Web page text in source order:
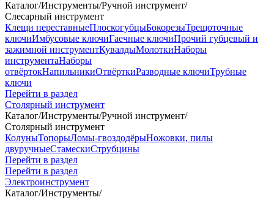
Каталог/Инструменты/Ручной инструмент/
Слесарный инструмент
Клещи переставныеПлоскогубцыБокорезыТрещоточные
ключиИмбусовые ключиГаечные ключиПрочий губцевый и
зажимной инструментКувалдыМолоткиНаборы
инструментаНаборы
отвёртокНапильникиОтвёрткиРазводные ключиТрубные
ключи
Перейти в раздел
Столярный инструмент
Каталог/Инструменты/Ручной инструмент/
Столярный инструмент
КолуныТопорыЛомы-гвоздодёрыНожовки, пилы
двуручныеСтамескиСтрубцины
Перейти в раздел
Перейти в раздел
Электроинструмент
Каталог/Инструменты/